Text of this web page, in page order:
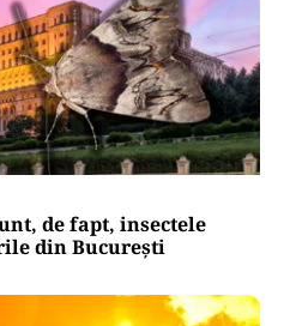
de fapt, insectele
din București